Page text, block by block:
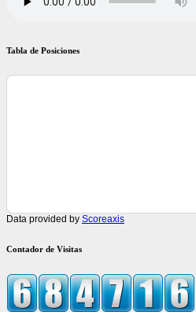
Tabla de Posiciones
Data provided by Scoreaxis
Contador de Visitas